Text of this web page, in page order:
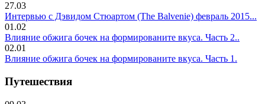
27.03
Интервью с Дэвидом Стюартом (The Balvenie) февраль 2015...
01.02
Влияние обжига бочек на формированите вкуса. Часть 2..
02.01
Влияние обжига бочек на формированите вкуса. Часть 1.
Путешествия